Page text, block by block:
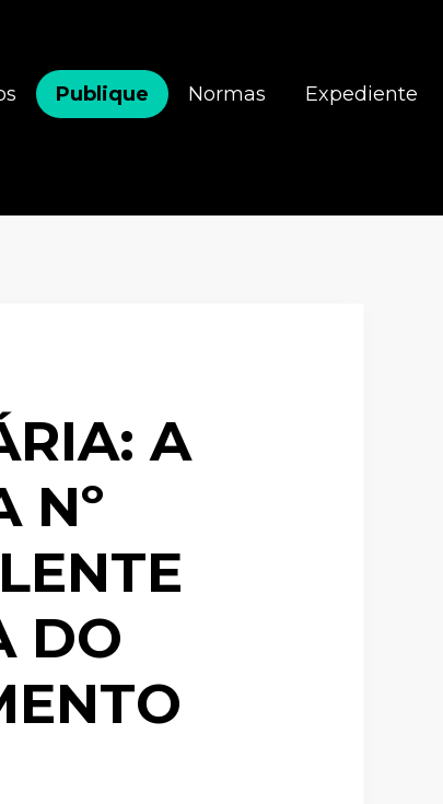
Publique Normas Expediente
A
Nº
DO